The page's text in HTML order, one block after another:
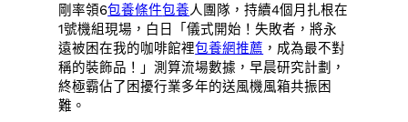
剛率領6包養條件包養人團隊，持續4個月扎根在
1號機組現場，白日「儀式開始！失敗者，將永
遠被困在我的咖啡館裡包養網推薦 ，成為最不對
稱的裝飾品！」測算流場數據，早晨研究計劃，
終極霸佔了困擾行業多年的送風機風箱共振困
難。